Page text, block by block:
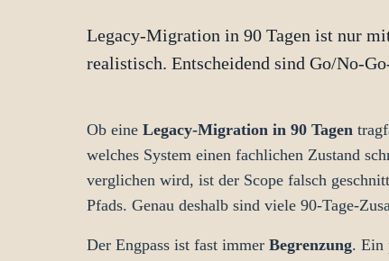
Legacy-Migration in 90 Tagen ist nur
realistisch. Entscheidend sind Go/No-
Ob eine Legacy-Migration in 90 Tagen
welches System einen fachlichen Zustand
verglichen wird, ist der Scope falsch
Pfads. Genau deshalb sind viele 90-Tage-
Der Engpass ist fast immer Begrenzung. Ein